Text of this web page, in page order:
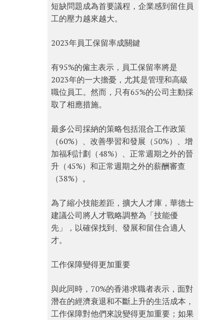
短缺問題成為首要議程，企業感到留住員
工的壓力越來越大。
2023年員工保留率成關鍵
有95%的僱主表示，員工保留率將是
2023年的一大擔憂，尤其是管理和高級
職位員工。然而，只有65%的公司主動採
取了相應措施。
最多公司採納的策略包括混合工作政策
（60%）、改善學習和發展（50%）、增
加福利計劃（48%）、正常週期之外的晉
升（45%）和正常週期之外的薪酬審查
（38%）。
為了縮小技能差距，擴大人才庫，華德士
建議公司將人才戰略調整為「技能優
先」，以確保找到、發展和留住合適人
才。
工作保障變得更加重要
與此同時，70%的香港求職者表示，面對
潛在的經濟衰退和不斷上升的生活成本，
工作保障對他們來說變得更加重要；如果